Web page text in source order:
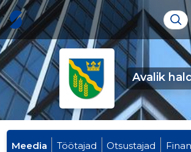
Avalik
Meedia Töötajad Otsustajad